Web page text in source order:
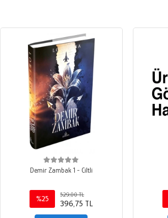
Demir Zambak 1 - Ciltli
%25
529,00 TL
396,75 TL